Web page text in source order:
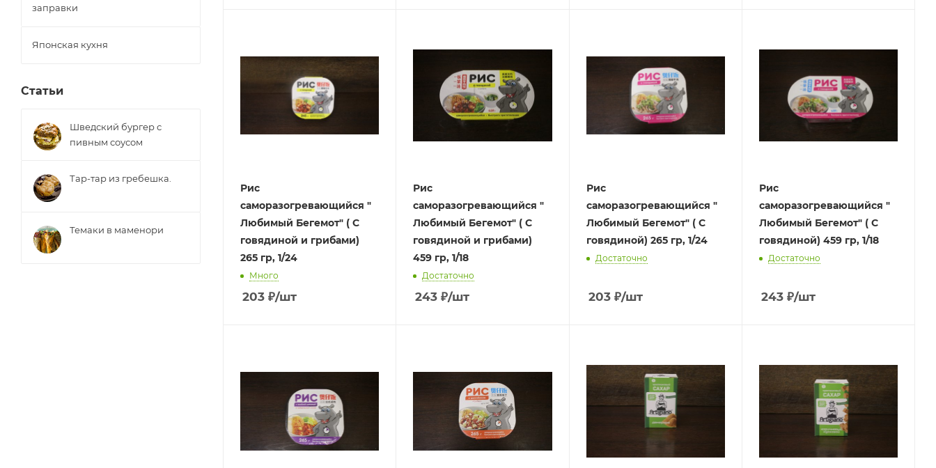
Рис
саморазогревающийся "
Любимый Бегемот" ( С
говядиной и грибами)
265 гр, 1/24
Много
203 ₽/шт
Рис
саморазогревающийся "
Любимый Бегемот" ( С
говядиной и грибами)
459 гр, 1/18
Достаточно
243 ₽/шт
Рис
саморазогревающийся "
Любимый Бегемот" ( С
говядиной) 265 гр, 1/24
Достаточно
203₽/шт
Рис
саморазогревающийся "
Любимый Бегемот" ( С
говядиной) 459 гр, 1/18
Достаточно
243₽/шт
заправки
Японская кухня
Статьи
Шведский бургер с
пивным соусом
Тар-тар из гребешка.
Темаки в маменори